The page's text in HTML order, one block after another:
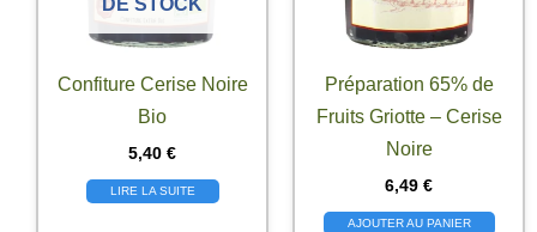
Confiture Cerise Noire
Bio
5,40 €
LIRE LA SUITE
Préparation 65% de
Fruits Griotte – Cerise
Noire
6,49 €
AJOUTER AU PANIER